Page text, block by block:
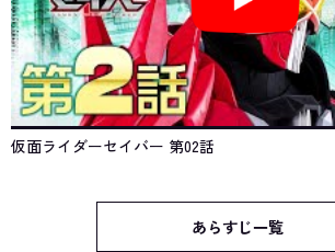
仮面ライダーセイバー 第02話
あらすじ一覧